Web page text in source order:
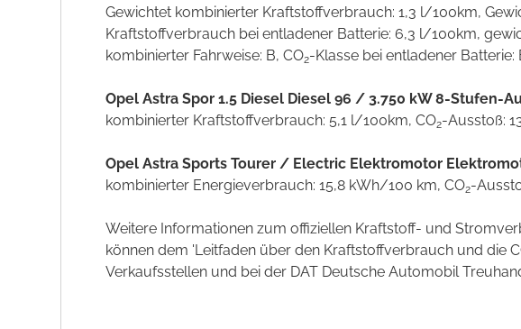
Gewichtet kombinierter Kraftstoffverbrauch: 1,3 l/100km,
Kraftstoffverbrauch bei entladener Batterie: 6,3 l/100km,
kombinierter Fahrweise: B, CO2-Klasse bei entladener Batterie:
Opel Astra Spor 1.5 Diesel Diesel 96 / 3.750 kW 8-Stufen-
kombinierter Kraftstoffverbrauch: 5,1 l/100km, CO2-Ausstoß:
Opel Astra Sports Tourer / Electric Elektromotor
kombinierter Energieverbrauch: 15,8 kWh/100 km, CO2-
Weitere Informationen zum offiziellen Kraftstoff- und
können dem 'Leitfaden über den Kraftstoffverbrauch und die
Verkaufsstellen und bei der DAT Deutsche Automobil